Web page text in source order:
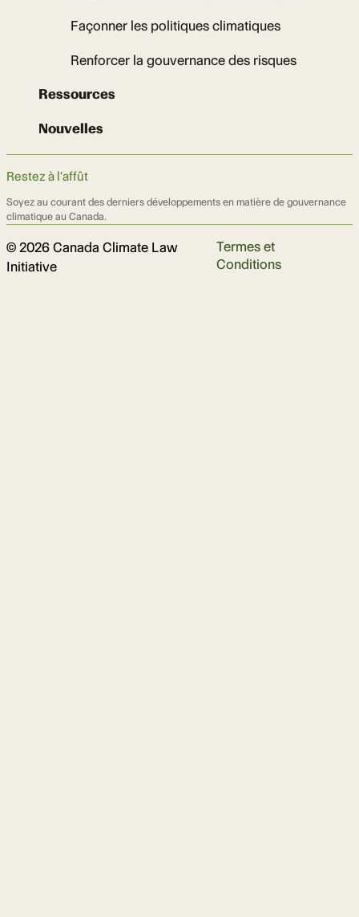
Façonner les politiques climatiques
Renforcer la gouvernance des risques
Ressources
Nouvelles
Restez à l'affût
Soyez au courant des derniers développements en matière de gouvernance
climatique au Canada.
© 2026 Canada Climate Law
Initiative
Termes et
Conditions